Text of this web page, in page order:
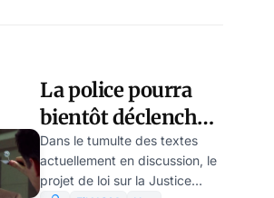
La police pourra
bientôt déclencher
le micro de votre
portable à distance
Dans le tumulte des textes
actuellement en discussion, le
projet de loi sur la Justice